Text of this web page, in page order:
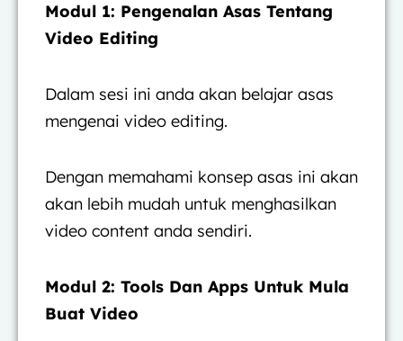
Modul 1: Pengenalan Asas Tentang
Video Editing
Dalam sesi ini anda akan belajar asas
mengenai video editing.
Dengan memahami konsep asas ini akan
akan lebih mudah untuk menghasilkan
video content anda sendiri.
Modul 2: Tools Dan Apps Untuk Mula
Buat Video